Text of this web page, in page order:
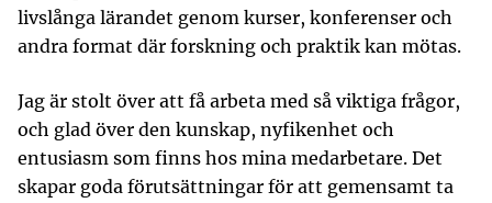
livslånga lärandet genom kurser, konferenser och
andra format där forskning och praktik kan mötas.
Jag är stolt över att få arbeta med så viktiga frågor,
och glad över den kunskap, nyfikenhet och
entusiasm som finns hos mina medarbetare. Det
skapar goda förutsättningar för att gemensamt ta